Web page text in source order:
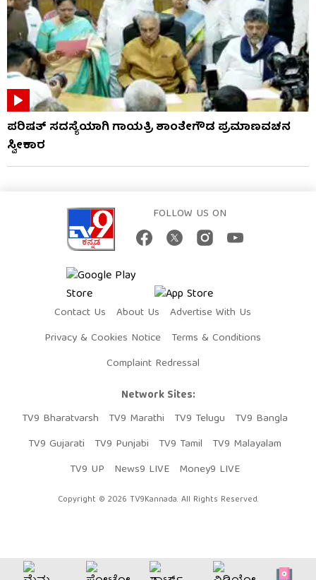
ಪರಿಷತ್ ಸದಸ್ಯೆಯಾಗಿ ಗಾಯತ್ರಿ ಶಾಂತೇಗೌಡ ಪ್ರಮಾಣವಚನ
ಸ್ವೀಕಾರ
FOLLOW US ON
Contact Us About Us
Advertise With Us
Privacy & Cookies Notice
Terms & Conditions
Complaint Redressal
Network Sites:
TV9 Bharatvarsh
TV9 Marathi TV9 Telugu
TV9 Bangla
TV9 Gujarati
TV9 Punjabi TV9 Tamil
TV9 Malayalam
TV9 UP
News9 LIVE Money9 LIVE
Copyright © 2026 TV9Kannada. All Rights Reserved.